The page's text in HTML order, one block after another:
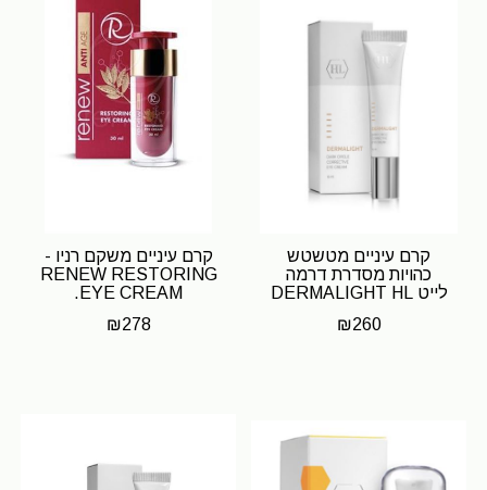
קרם עיניים מטשטש
כהויות מסדרת דרמה
לייט DERMALIGHT HL
₪260
קרם עיניים משקם רניו -
RENEW RESTORING
EYE CREAM.
₪278